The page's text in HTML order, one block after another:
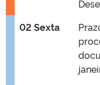
02 Sexta